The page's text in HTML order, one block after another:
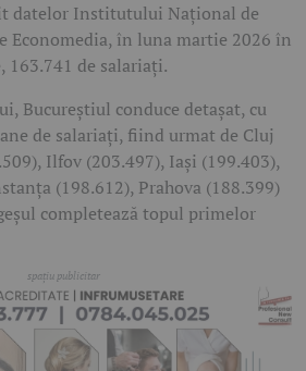
datelor Institutului Național de
Economedia, în luna martie 2026 în
163.741 de salariați.
Bucureștiul conduce detașat, cu
de salariați, fiind urmat de Cluj
Ilfov (203.497), Iași (199.403),
(198.612), Prahova (188.399)
completează topul primelor